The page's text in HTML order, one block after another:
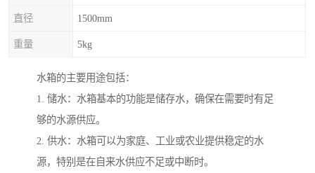
直径 1500mm
重量 5kg
水箱的主要用途包括：
1. 储水：水箱基本的功能是储存水，确保在需要时有足
够的水源供应。
2. 供水：水箱可以为家庭、工业或农业提供稳定的水
源，特别是在自来水供应不足或中断时。